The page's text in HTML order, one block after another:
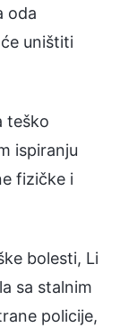
oda
uništiti
teško
ispiranju
fizičke i
bolesti, Li
sa stalnim
policije,